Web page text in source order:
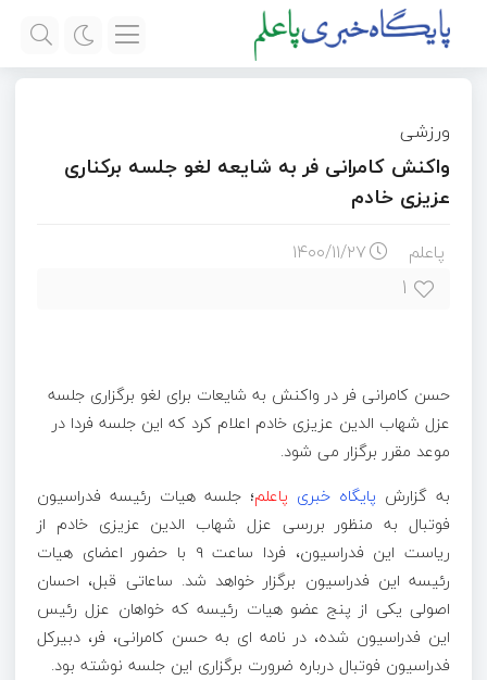
ورزشی
واکنش کامرانی فر به شایعه لغو جلسه برکناری
عزیزی خادم
پاعلم ۱۴۰۰/۱۱/۲۷
۱
حسن کامرانی فر در واکنش به شایعات برای لغو برگزاری جلسه
عزل شهاب الدین عزیزی خادم اعلام کرد که این جلسه فردا در
موعد مقرر برگزار می شود.
به گزارش پایگاه خبری پاعلم؛ جلسه هیات رئیسه فدراسیون
فوتبال به منظور بررسی عزل شهاب الدین عزیزی خادم از
ریاست این فدراسیون، فردا ساعت ۹ با حضور اعضای هیات
رئیسه این فدراسیون برگزار خواهد شد. ساعاتی قبل، احسان
اصولی یکی از پنج عضو هیات رئیسه که خواهان عزل رئیس
این فدراسیون شده، در نامه ای به حسن کامرانی، فر، دبیرکل
فدراسیون فوتبال درباره ضرورت برگزاری این جلسه نوشته بود.